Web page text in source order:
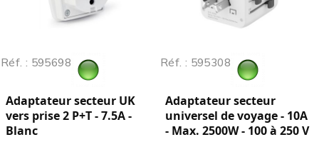
Réf. : 595698
Adaptateur secteur UK
vers prise 2 P+T - 7.5A -
Blanc
Réf. : 595308
Adaptateur secteur
universel de voyage - 10A
- Max. 2500W - 100 à 250 V